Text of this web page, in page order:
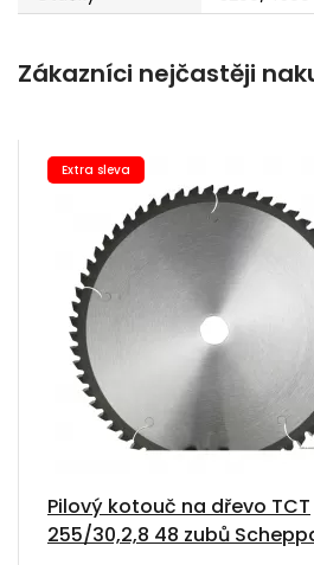
Zákazníci nejčastěji
Extra sleva
Pilový kotouč na dřevo TCT
255/30,2,8 48 zubů